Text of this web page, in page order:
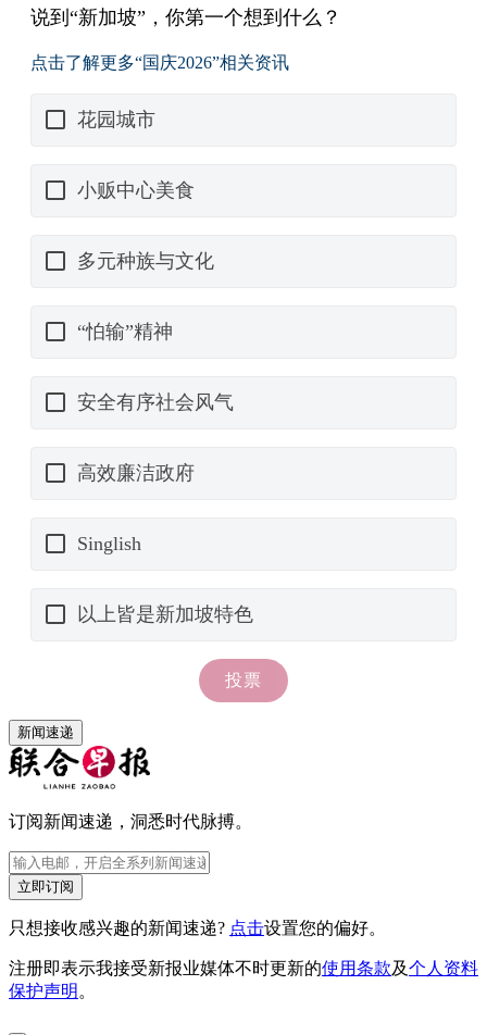
新闻速递
订阅新闻速递，洞悉时代脉搏。
立即订阅
只想接收感兴趣的新闻速递? 点击设置您的偏好。
注册即表示我接受新报业媒体不时更新的使用条款及个人资料
保护声明 。